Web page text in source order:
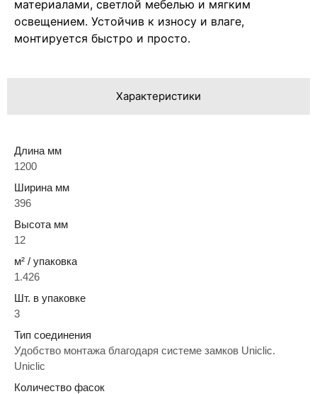
материалами, светлой мебелью и мягким
освещением. Устойчив к износу и влаге,
монтируется быстро и просто.
Характеристики
Длина мм
1200
Ширина мм
396
Высота мм
12
м² / упаковка
1.426
Шт. в упаковке
3
Тип соединения
Удобство монтажа благодаря системе замков Uniclic.
Uniclic
Количество фасок